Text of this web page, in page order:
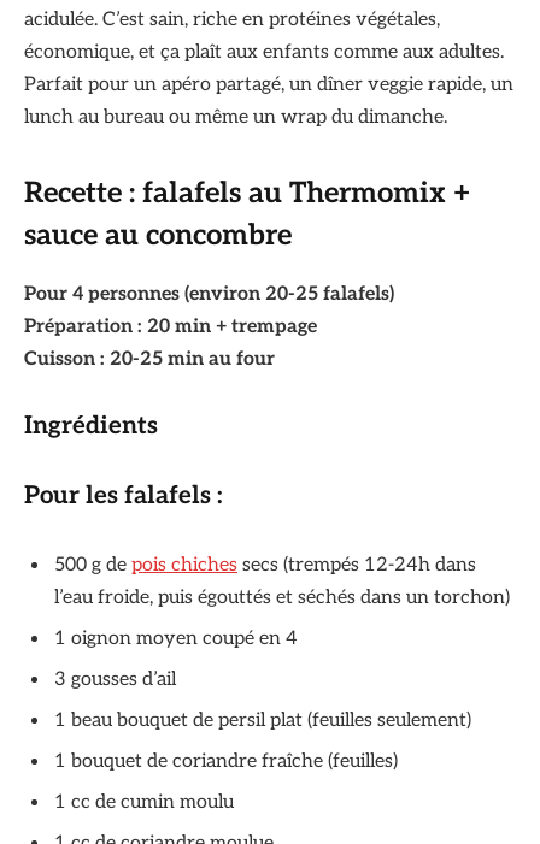
acidulée. C’est sain, riche en protéines végétales,
économique, et ça plaît aux enfants comme aux adultes.
Parfait pour un apéro partagé, un dîner veggie rapide, un
lunch au bureau ou même un wrap du dimanche.
Recette : falafels au Thermomix +
sauce au concombre
Pour 4 personnes (environ 20-25 falafels)
Préparation : 20 min + trempage
Cuisson : 20-25 min au four
Ingrédients
Pour les falafels :
500 g de pois chiches secs (trempés 12-24h dans
l’eau froide, puis égouttés et séchés dans un torchon)
1 oignon moyen coupé en 4
3 gousses d’ail
1 beau bouquet de persil plat (feuilles seulement)
1 bouquet de coriandre fraîche (feuilles)
1 cc de cumin moulu